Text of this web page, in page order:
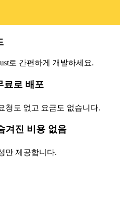
로 간편하게 개발하세요.
료로 배포
청도 없고 요금도 없습니다.
겨진 비용 없음
만 제공합니다.